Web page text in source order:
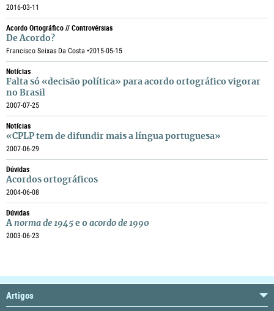
2016-03-11
Acordo Ortográfico // Controvérsias
De Acordo?
Francisco Seixas Da Costa •2015-05-15
Notícias
Falta só «decisão política» para acordo ortográfico vigorar
no Brasil
2007-07-25
Notícias
«CPLP tem de difundir mais a língua portuguesa»
2007-06-29
Dúvidas
Acordos ortográficos
2004-06-08
Dúvidas
A norma de 1945 e o acordo de 1990
2003-06-23
Artigos